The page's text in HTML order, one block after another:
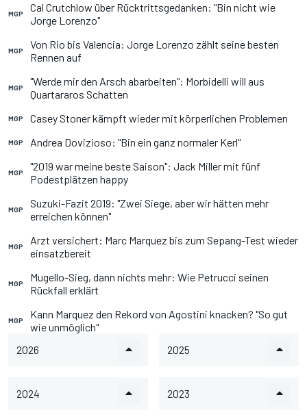
MGP
Cal Crutchlow über Rücktrittsgedanken: "Bin nicht wie
Jorge Lorenzo"
MGP
Von Rio bis Valencia: Jorge Lorenzo zählt seine besten
Rennen auf
MGP
"Werde mir den Arsch abarbeiten": Morbidelli will aus
Quartararos Schatten
MGP Casey Stoner kämpft wieder mit körperlichen Problemen
MGP Andrea Dovizioso: "Bin ein ganz normaler Kerl"
MGP
"2019 war meine beste Saison": Jack Miller mit fünf
Podestplätzen happy
MGP
Suzuki-Fazit 2019: "Zwei Siege, aber wir hätten mehr
erreichen können"
MGP
Arzt versichert: Marc Marquez bis zum Sepang-Test wieder
einsatzbereit
MGP
Mugello-Sieg, dann nichts mehr: Wie Petrucci seinen
Rückfall erklärt
MGP
Kann Marquez den Rekord von Agostini knacken? "So gut
wie unmöglich"
2026
2025
2024 2023